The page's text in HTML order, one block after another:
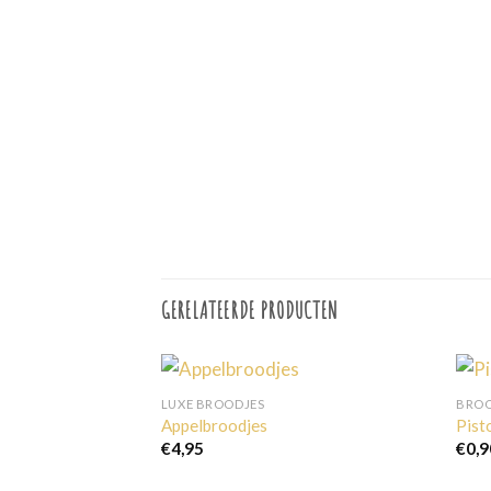
GERELATEERDE PRODUCTEN
LUXE BROODJES
Appelbroodjes
€4,95
€